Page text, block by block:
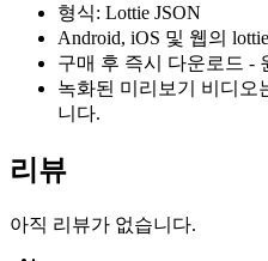
형식: Lottie JSON
Android, iOS 및 웹의
구매 후 즉시 다운로드 -
녹화된 미리보기 비디오
니다.
리뷰
아직 리뷰가 없습니다.